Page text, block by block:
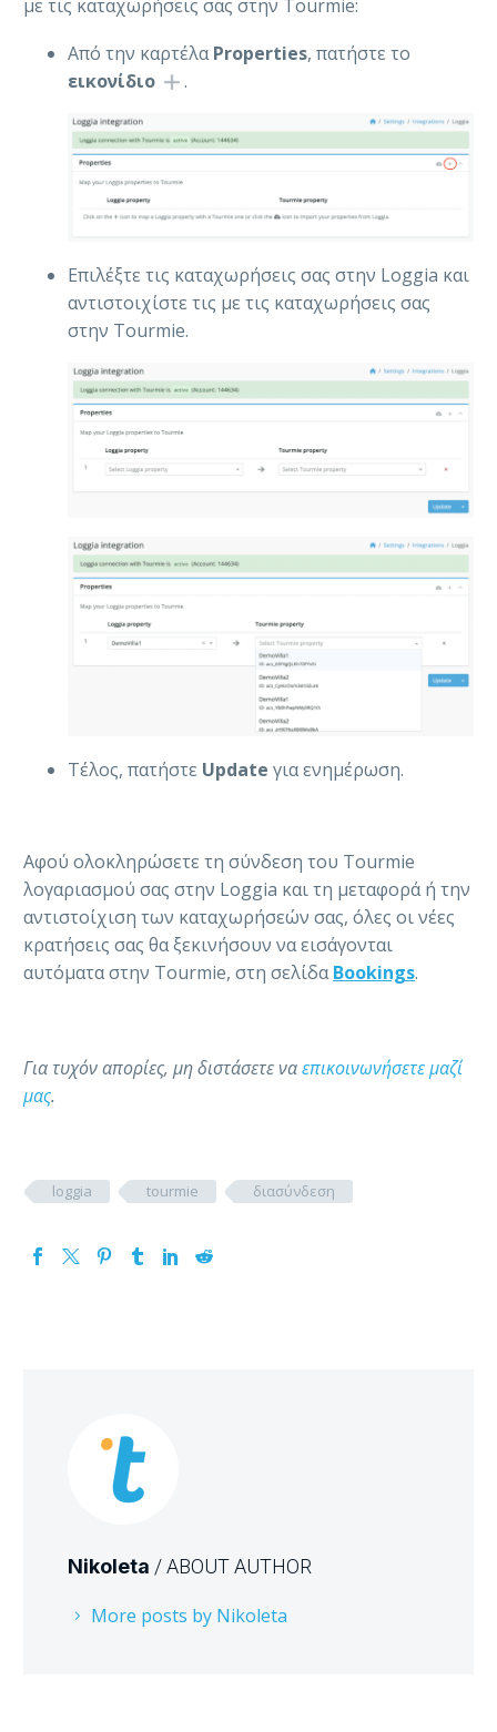
με τις καταχωρήσεις σας στην Tourmie:
Από την καρτέλαProperties, πατήστε το
εικονίδιο
.
Eπιλέξτε τις καταχωρήσεις σας στην Loggia και
αντιστοιχίστε τις με τις καταχωρήσεις σας
στην Tourmie.
Τέλος, πατήστε Update για ενημέρωση.
Αφού ολοκληρώσετε τη σύνδεση του Tourmie
λογαριασμού σας στην Loggia και τη μεταφορά ή την
αντιστοίχιση των καταχωρήσεών σας, όλες οι νέες
κρατήσεις σας θα ξεκινήσουν να εισάγονται
αυτόματα στην Tourmie, στη σελίδαBookings.
Για τυχόν απορίες, μη διστάσετε ναεπικοινωνήσετε μαζί
μας.
loggia tourmie διασύνδεση
Nikoleta / ABOUT AUTHOR
More posts by Nikoleta